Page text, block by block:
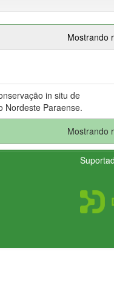
Mostrando
in situ de
Nordeste Paraense.
Mostrando